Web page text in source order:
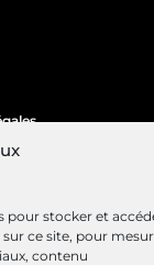
pour stocker et
ce site, pour
contenu
Création